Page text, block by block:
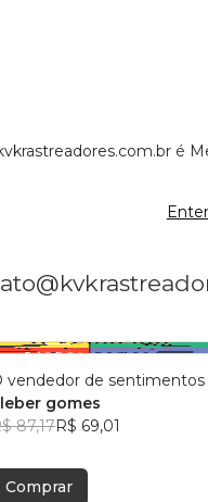
é
vendedor de sentimentos
gomes
87,17R$ 69,01
Comprar